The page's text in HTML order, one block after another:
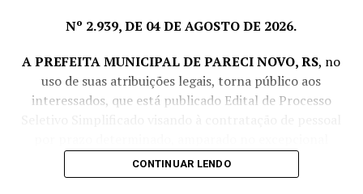
Nº 2.939, DE 04 DE AGOSTO DE 2026.
A PREFEITA MUNICIPAL DE PARECI NOVO, RS, no
uso de suas atribuições legais, torna público aos
interessados, que está publicado Edital de Processo
interesse público, com fulcro no art. 37, IX da CF e Lei
Complementar nº 380/1997, conforme segue:
CONTINUAR LENDO